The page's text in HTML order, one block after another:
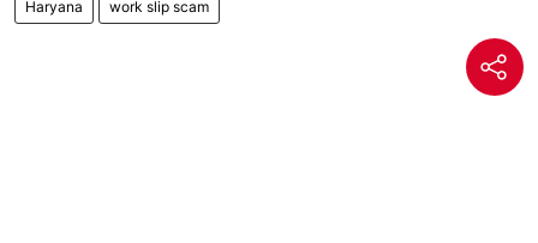
Haryana work slip scam